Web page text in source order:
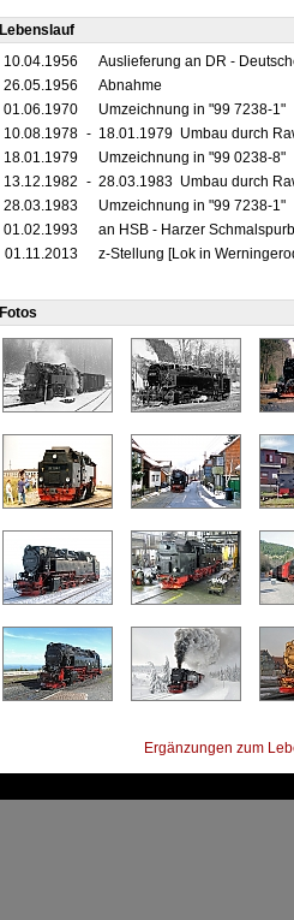
Lebenslauf
10.04.1956
Auslieferung an DR -
26.05.1956
Abnahme
01.06.1970
Umzeichnung in "99 7238-1"
10.08.1978 - 18.01.1979 Umbau durch
18.01.1979
Umzeichnung in "99 0238-8"
13.12.1982 - 28.03.1983 Umbau durch
28.03.1983
Umzeichnung in "99 7238-1"
01.02.1993
an HSB - Harzer
01.11.2013
z-Stellung [Lok in
Fotos
Ergänzungen zum